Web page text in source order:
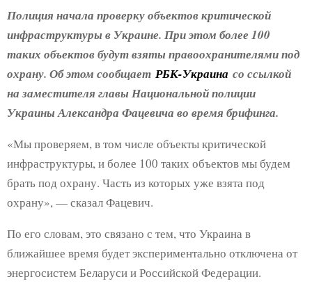
Полиция начала проверку объектов критической
инфраструктуры в Украине. При этом более 100
таких объектов будут взяты правоохранителями под
охрану. Об этом сообщает РБК-Украина со ссылкой
на заместителя главы Национальной полиции
Украины Александра Фацевича во время брифинга.
«Мы проверяем, в том числе объекты критической
инфраструктуры, и более 100 таких объектов мы будем
брать под охрану. Часть из которых уже взята под
охрану», — сказал Фацевич.
По его словам, это связано с тем, что Украина в
ближайшее время будет экспериментально отключена от
энергосистем Беларуси и Российской Федерации.